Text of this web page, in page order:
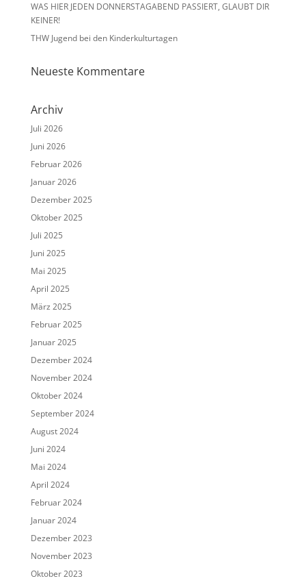
WAS HIER JEDEN DONNERSTAGABEND PASSIERT, GLAUBT DIR
KEINER!
THW Jugend bei den Kinderkulturtagen
Neueste Kommentare
Archiv
Juli 2026
Juni 2026
Februar 2026
Januar 2026
Dezember 2025
Oktober 2025
Juli 2025
Juni 2025
Mai 2025
April 2025
März 2025
Februar 2025
Januar 2025
Dezember 2024
November 2024
Oktober 2024
September 2024
August 2024
Juni 2024
Mai 2024
April 2024
Februar 2024
Januar 2024
Dezember 2023
November 2023
Oktober 2023